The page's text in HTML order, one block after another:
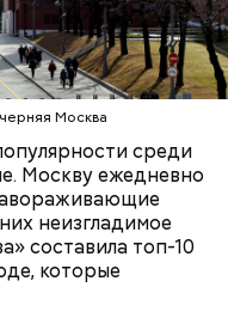
Москва
среди
Москву ежедневно
неизгладимое
составила топ-10
которые
нашей страны. В
Кремля и Красной
списка
ЮНЕСКО.